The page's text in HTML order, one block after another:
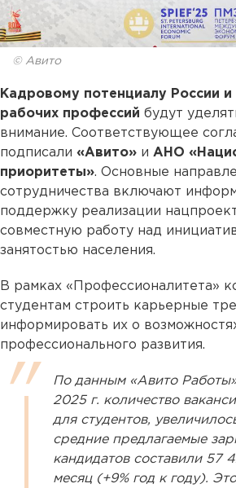
© Авито
Кадровому потенциалу России и
рабочих профессий будут
внимание. Соответствующее
подписали «Авито» и АНО
приоритеты». Основные
сотрудничества включают
поддержку реализации
совместную работу над
занятостью населения.
В рамках «Профессионалитета»
студентам строить карьерные
информировать их о
профессионального развития.
По данным «Авито
2025 г. количество
для студентов,
средние предлагаемые
кандидатов составили 57
месяц (+9% год к году).